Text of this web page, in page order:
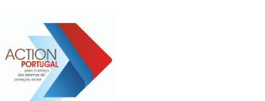
conteúdo